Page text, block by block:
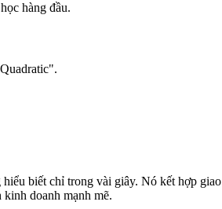
hàng đầu.
biết chỉ trong vài giây. Nó kết hợp
doanh mạnh mẽ.